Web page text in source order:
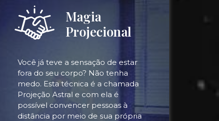
Magia
Projecional
Você já teve a sensação de estar
fora do seu corpo? Não tenha
medo. Esta técnica é a chamada
Projeção Astral e com ela é
possível convencer pessoas à
distância por meio de sua própria